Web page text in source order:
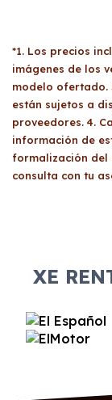
IVA del año
con IBAN y
del titular y
caras.
se requiere
posean un
mayores de
evalúa la
del
*1. Los precios
imágenes de los
modelo ofertado.
están sujetos a
proveedores. 4.
información de
formalización del
consulta con tu
XE